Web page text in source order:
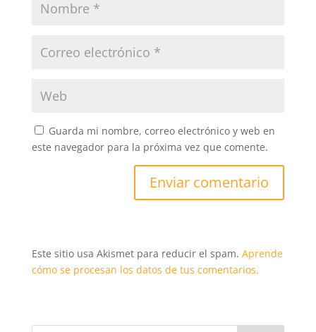
Guarda mi nombre, correo electrónico y web en
este navegador para la próxima vez que comente.
Este sitio usa Akismet para reducir el spam. Aprende
cómo se procesan los datos de tus comentarios.